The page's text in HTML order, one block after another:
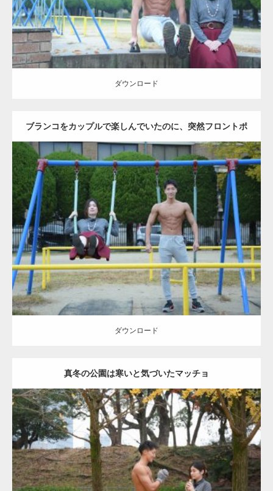
ダウンロード
ブランコをカップルで楽しんでいたのに、突然フロントポ
ーズをするマッチョ
Update: 2021.07.6
Category:公園のマッチョ その他 AKIHITO(細マッチョ) 腹筋 大胸筋
ダウンロード
ダウンロード
真冬の公園は寒いと気づいたマッチョ
Update: 2021.07.8
Category:公園のマッチョ その他 AKIHITO(細マッチョ) 上腕三頭筋
肩